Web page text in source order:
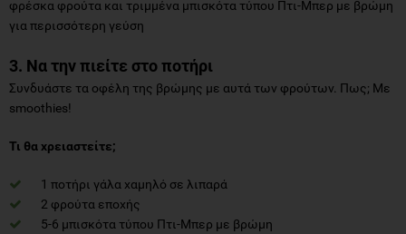
φρέσκα φρούτα και τριμμένα μπισκότα τύπου Πτι-Μπερ με βρώμη
για περισσότερη γεύση
3. Να την πιείτε στο ποτήρι
Συνδυάστε τα οφέλη της βρώμης με αυτά των φρούτων. Πως; Με
smoothies!
Τι θα χρειαστείτε;
1 ποτήρι γάλα χαμηλό σε λιπαρά
2 φρούτα εποχής
5-6 μπισκότα τύπου Πτι-Μπερ με βρώμη